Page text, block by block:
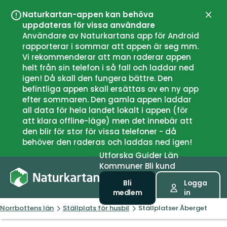
Naturkartan-appen kan behöva
uppdateras för vissa användare
Användare av Naturkartans app för Android
rapporterar i sommar att appen är seg mm.
Vi rekommenderar att man raderar appen
helt från sin telefon i så fall och laddar ned
igen! Då skall den fungera bättre. Den
befintliga appen skall ersättas av en ny app
efter sommaren. Den gamla appen laddar
all data för hela landet lokalt i appen (för
att klara offline-läge) men det innebär att
den blir för stor för vissa telefoner - då
behöver den raderas och laddas ned igen!
UtforskaGuiderLän
Kommuner Bli kund
Bli
medlem
Logga
in
Norrbottens län Ställplats för husbil Ställplatser Åberget